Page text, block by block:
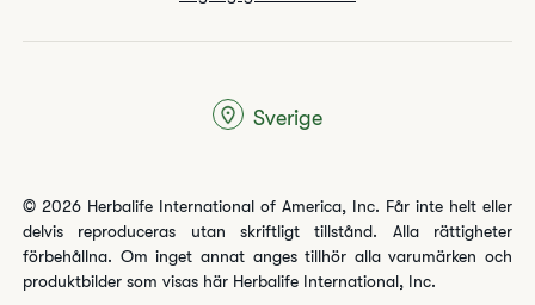
© 2026 Herbalife International of America, Inc. Får inte helt eller
delvis reproduceras utan skriftligt tillstånd. Alla rättigheter
förbehållna. Om inget annat anges tillhör alla varumärken och
produktbilder som visas här Herbalife International, Inc.
Sverige